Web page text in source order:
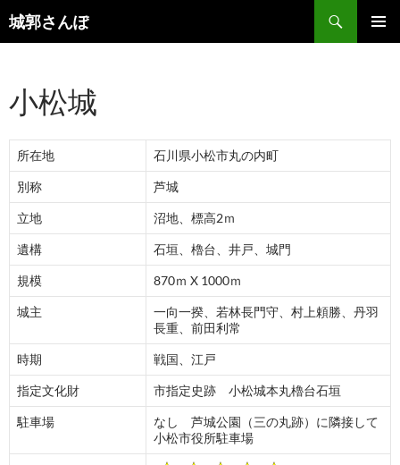
コ
ン
ス
プ
城郭さんぽ
検
索
小松城
所在地 石川県小松市丸の内町
別称 芦城
立地 沼地、標高2ｍ
遺構 石垣、櫓台、井戸、城門
規模 870ｍ X 1000ｍ
城主
一向一揆、若林長門守、村上頼勝、丹羽
長重、前田利常
時期 戦国、江戸
指定文化財 市指定史跡 小松城本丸櫓台石垣
駐車場
なし 芦城公園（三の丸跡）に隣接して
小松市役所駐車場